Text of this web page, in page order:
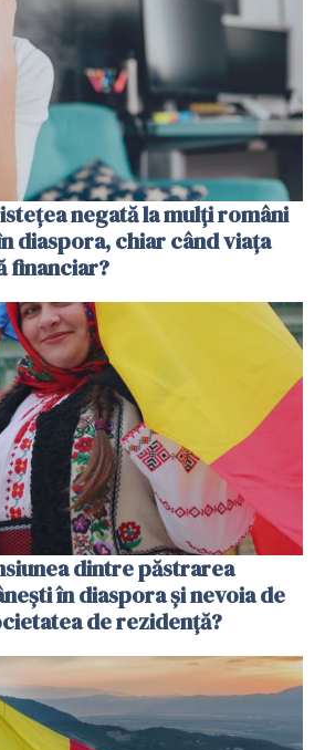
negată la mulți români
diaspora, chiar când viața
financiar?
dintre păstrarea
în diaspora și nevoia de
de rezidență?